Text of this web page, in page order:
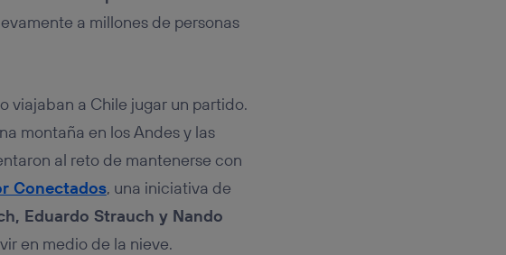
a millones de personas
viajaban a Chile jugar un partido.
montaña en los Andes y las
al reto de mantenerse con
Conectados, una iniciativa de
Eduardo Strauch y Nando
en medio de la nieve.
el mismo identificador.
Utiq” en la parte
de Utiq (“consenthub”)
.
Utiq.